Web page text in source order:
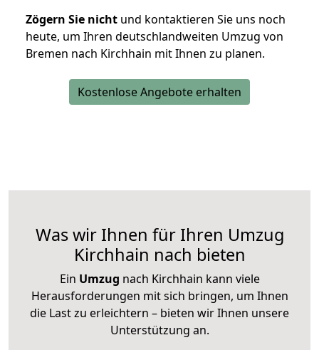
Zögern Sie nicht und kontaktieren Sie uns noch
heute, um Ihren deutschlandweiten Umzug von
Bremen nach Kirchhain mit Ihnen zu planen.
Kostenlose Angebote erhalten
Was wir Ihnen für Ihren Umzug
Kirchhain nach bieten
Ein Umzug nach Kirchhain kann viele
Herausforderungen mit sich bringen, um Ihnen
die Last zu erleichtern – bieten wir Ihnen unsere
Unterstützung an.